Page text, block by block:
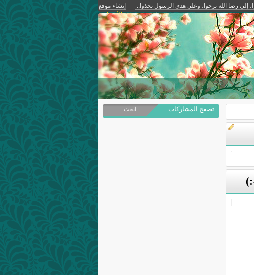
إلى رضا الله نرجوا، وعلى هدي الرسول نحذوا..
إنشاء موقع
مجاني
دخول الأعضاء
تصفح المشاركات ابحث